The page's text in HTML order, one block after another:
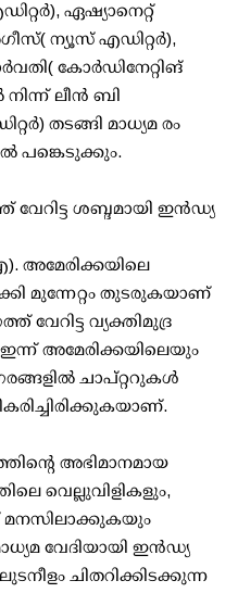
ഏഷ്യാനെറ്റ്
ന്യൂസ് എഡിറ്റർ),
കോർഡിനേറ്റിങ്
നിന്ന് ലീൻ ബി
തടങ്ങി മാധ്യമ രം​
പങ്കെടുക്കും.
വേറിട്ട ശബ്ദമായി ഇൻഡ്യ
അമേരിക്കയിലെ
മുന്നേറ്റം തുടരുകയാണ്
വേറിട്ട വ്യക്തിമുദ്ര
അമേരിക്കയിലെയും
ചാപ്റ്ററുകൾ
അഭിമാനമായ
വെല്ലുവിളികളും,
മനസിലാക്കുകയും
വേദിയായി ഇൻഡ്യ
ചിതറിക്കിടക്കുന്ന